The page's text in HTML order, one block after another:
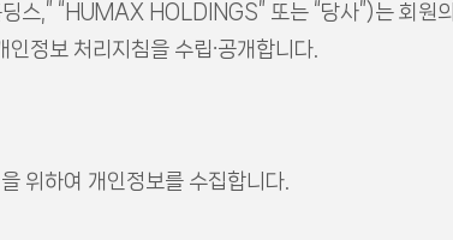
스,” “HUMAX HOLDINGS” 또는 “당사”)는 회원
정보 처리지침을 수립∙공개합니다.
위하여 개인정보를 수집합니다.